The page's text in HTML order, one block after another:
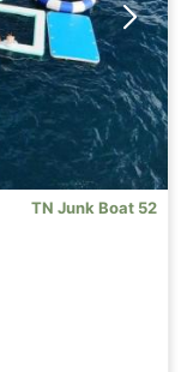
TN Junk Boat 52